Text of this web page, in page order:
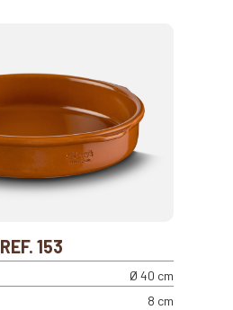
REF. 153
Ø 40 cm
8 cm